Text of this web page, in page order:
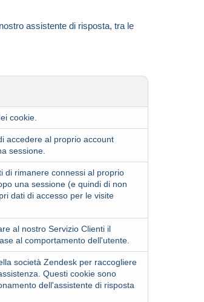
assistente di risposta, tra le
cookie.
accedere al proprio account
sessione.
di rimanere connessi al proprio
una sessione (e quindi di non
dati di accesso per le visite
al nostro Servizio Clienti il
al comportamento dell'utente.
societàZendesk per raccogliere
Questi cookie sono
dell'assistente di risposta